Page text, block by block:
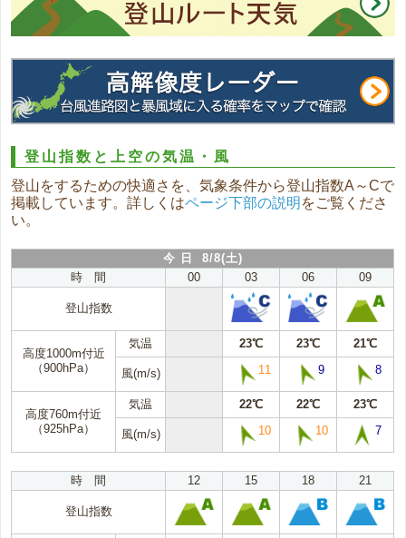
登山指数と上空の気温・風
登山をするための快適さを、気象条件から登山指数A～Cで
掲載しています。詳しくはページ下部の説明 をご覧くださ
い。
今 日 8/8(土)
時 間
00 03 06 09
登山指数
高度1000m付近
（900hPa）
気温 23℃ 23℃ 21℃
風(m/s) 11 9 8
高度760m付近
（925hPa）
気温 22℃ 22℃ 23℃
風(m/s) 10 10 7
時 間 12 15 18 21
登山指数